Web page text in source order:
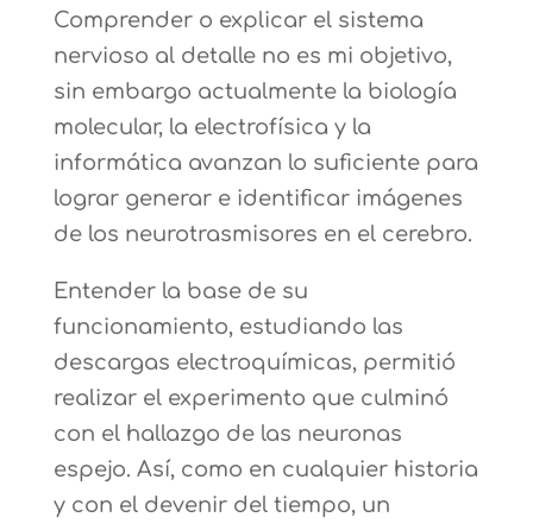
Comprender o explicar el sistema
nervioso al detalle no es mi objetivo,
sin embargo actualmente la biología
molecular, la electrofísica y la
informática avanzan lo suficiente para
lograr generar e identificar imágenes
de los neurotrasmisores en el cerebro.
Entender la base de su
funcionamiento, estudiando las
descargas electroquímicas, permitió
realizar el experimento que culminó
con el hallazgo de las neuronas
espejo. Así, como en cualquier historia
y con el devenir del tiempo, un